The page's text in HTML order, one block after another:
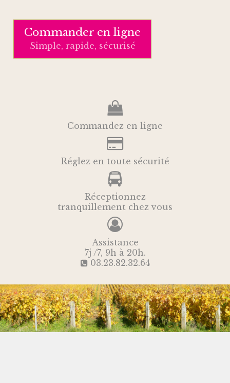
Commander en ligne
Simple, rapide, sécurisé
Commandez en ligne
Réglez en toute sécurité
Réceptionnez
tranquillement chez vous
Assistance
7j /7, 9h à 20h.
03.23.82.32.64